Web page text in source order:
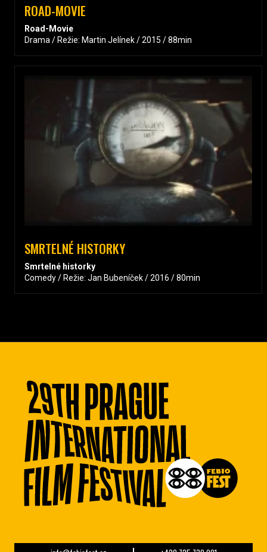
ROAD-MOVIE
Road-Movie
Drama / Režie: Martin Jelínek / 2015 / 88min
SMRTELNÉ HISTORKY
Smrtelné historky
Comedy / Režie: Jan Bubeníček / 2016 / 80min